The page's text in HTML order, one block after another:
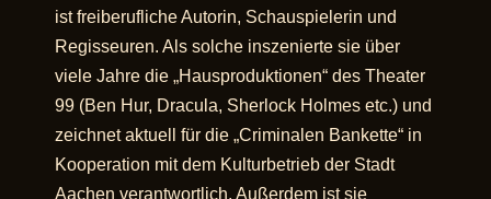
ist freiberufliche Autorin, Schauspielerin und
Regisseuren. Als solche inszenierte sie über
viele Jahre die „Hausproduktionen“ des Theater
99 (Ben Hur, Dracula, Sherlock Holmes etc.) und
zeichnet aktuell für die „Criminalen Bankette“ in
Kooperation mit dem Kulturbetrieb der Stadt
Aachen verantwortlich. Außerdem ist sie